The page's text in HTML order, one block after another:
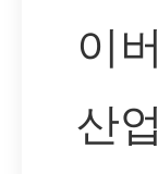
이
산